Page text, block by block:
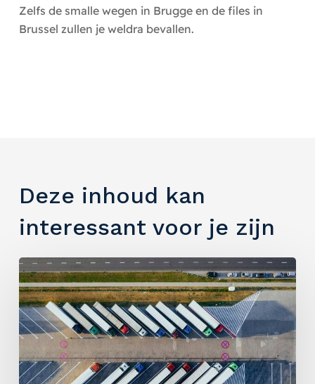
Zelfs de smalle wegen in Brugge en de files in
Brussel zullen je weldra bevallen.
Deze inhoud kan
interessant voor je zijn